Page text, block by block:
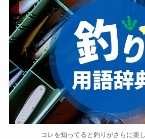
コレを知ってると釣りがさらに楽